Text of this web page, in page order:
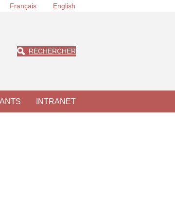
Français English
RECHERCHER
INTRANET